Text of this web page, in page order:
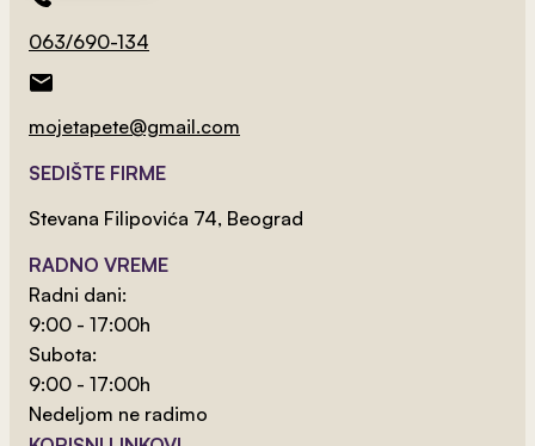
063/690-134
mojetapete@gmail.com
SEDIŠTE FIRME
Stevana Filipovića 74, Beograd
RADNO VREME
Radni dani:
9:00 - 17:00h
Subota:
9:00 - 17:00h
Nedeljom ne radimo